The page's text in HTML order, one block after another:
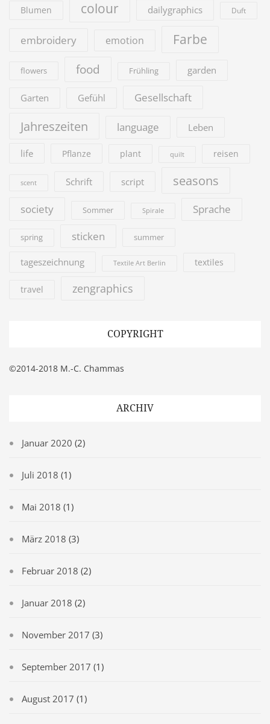
Blumen colour dailygraphics Duft
embroidery emotion Farbe
flowers food Frühling garden
Garten Gefühl Gesellschaft
Jahreszeiten language Leben
life Pflanze plant quilt reisen
scent Schrift script seasons
society Sommer Spirale Sprache
spring sticken summer
tageszeichnung Textile Art Berlin textiles
travel zengraphics
COPYRIGHT
©2014-2018 M.-C. Chammas
ARCHIV
Januar 2020 (2)
Juli 2018 (1)
Mai 2018 (1)
März 2018 (3)
Februar 2018 (2)
Januar 2018 (2)
November 2017 (3)
September 2017 (1)
August 2017 (1)